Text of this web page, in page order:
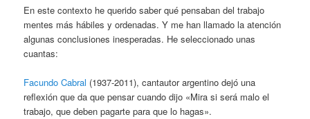
En este contexto he querido saber qué pensaban del trabajo
mentes más hábiles y ordenadas. Y me han llamado la atención
algunas conclusiones inesperadas. He seleccionado unas
cuantas:
Facundo Cabral (1937-2011), cantautor argentino dejó una
reflexión que da que pensar cuando dijo «Mira si será malo el
trabajo, que deben pagarte para que lo hagas».